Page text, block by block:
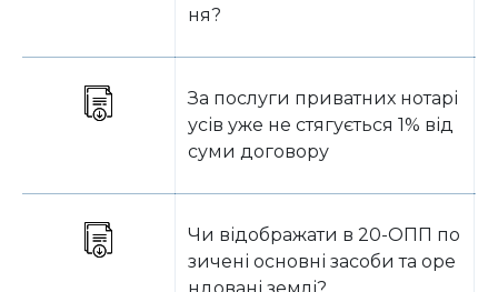
ня?
За послуги приватних нотарі
усів уже не стягується 1% від
суми договору
Чи відображати в 20-ОПП по
зичені основні засоби та оре